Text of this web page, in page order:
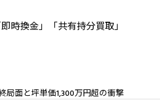
時換金」「共有持分買取」
局面と坪単価1,300万円超の衝撃